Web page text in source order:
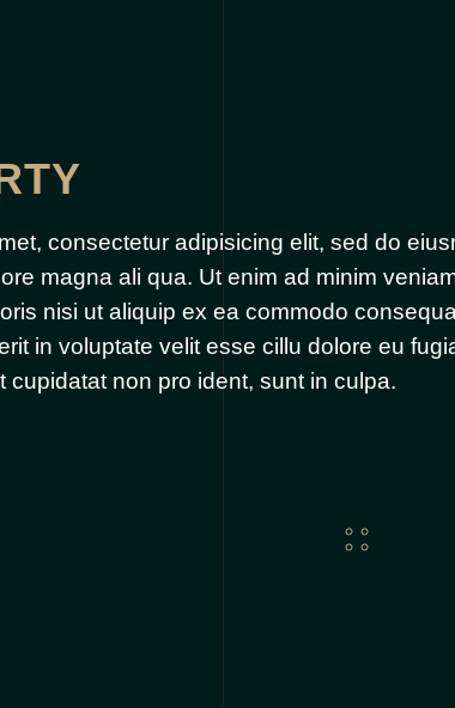
consectetur adipisicing elit, sed do
magna ali qua. Ut enim ad minim
nisi ut aliquip ex ea commodo
in voluptate velit esse cillu dolore eu
cupidatat non pro ident, sunt in culpa.